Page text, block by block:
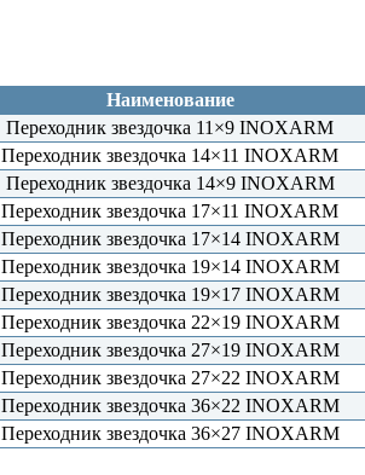
Наименование
Переходник звездочка 11×9 INOXARM
Переходник звездочка 14×11 INOXARM
Переходник звездочка 14×9 INOXARM
Переходник звездочка 17×11 INOXARM
Переходник звездочка 17×14 INOXARM
Переходник звездочка 19×14 INOXARM
Переходник звездочка 19×17 INOXARM
Переходник звездочка 22×19 INOXARM
Переходник звездочка 27×19 INOXARM
Переходник звездочка 27×22 INOXARM
Переходник звездочка 36×22 INOXARM
Переходник звездочка 36×27 INOXARM